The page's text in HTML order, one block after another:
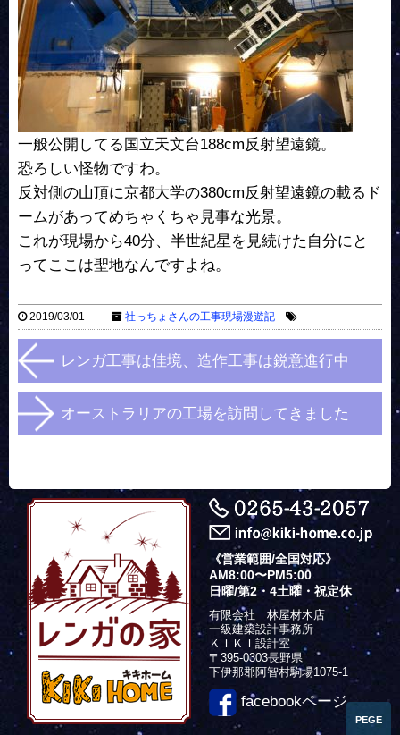
一般公開してる国立天文台188cm反射望遠鏡。
恐ろしい怪物ですわ。
反対側の山頂に京都大学の380cm反射望遠鏡の載るド
ームがあってめちゃくちゃ見事な光景。
これが現場から40分、半世紀星を見続けた自分にと
ってここは聖地なんですよね。
2019/03/01 社っちょさんの工事現場漫遊記
レンガ工事は佳境、造作工事は鋭意進行中
オーストラリアの工場を訪問してきました
《営業範囲/全国対応》
AM8:00〜PM5:00
日曜/第2・4土曜・祝定休
有限会社 林屋材木店
一級建築設計事務所
ＫＩＫＩ設計室
〒395-0303長野県
下伊那郡阿智村駒場1075-1
facebookページ
PEGE